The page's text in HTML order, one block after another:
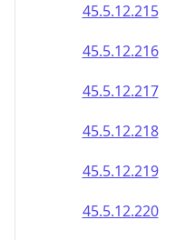
45.5.12.215
45.5.12.216
45.5.12.217
45.5.12.218
45.5.12.219
45.5.12.220